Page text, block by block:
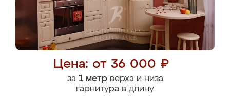
Цена: от 36 000 ₽
за 1 метрверха и низа
гарнитура в длину